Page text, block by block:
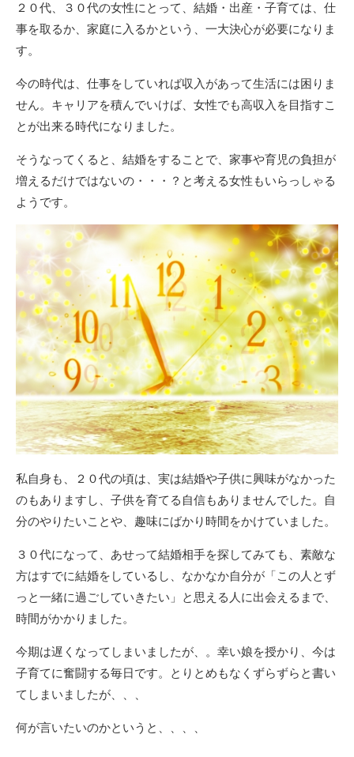
２０代、３０代の女性にとって、結婚・出産・子育ては、仕
事を取るか、家庭に入るかという、一大決心が必要になりま
す。
今の時代は、仕事をしていれば収入があって生活には困りま
せん。キャリアを積んでいけば、女性でも高収入を目指すこ
とが出来る時代になりました。
そうなってくると、結婚をすることで、家事や育児の負担が
増えるだけではないの・・・？と考える女性もいらっしゃる
ようです。
私自身も、２０代の頃は、実は結婚や子供に興味がなかった
のもありますし、子供を育てる自信もありませんでした。自
分のやりたいことや、趣味にばかり時間をかけていました。
３０代になって、あせって結婚相手を探してみても、素敵な
方はすでに結婚をしているし、なかなか自分が「この人とず
っと一緒に過ごしていきたい」と思える人に出会えるまで、
時間がかかりました。
今期は遅くなってしまいましたが、。幸い娘を授かり、今は
子育てに奮闘する毎日です。とりとめもなくずらずらと書い
てしまいましたが、、、
何が言いたいのかというと、、、、